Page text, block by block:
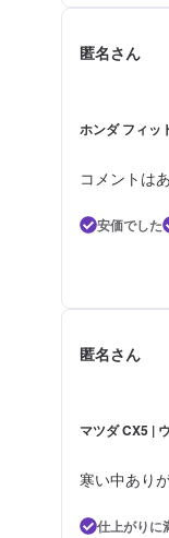
匿名さん
ホンダ フィッ
コメントは
安価でした
匿名さん
マツダ CX5 |
寒い中あり
仕上がりに